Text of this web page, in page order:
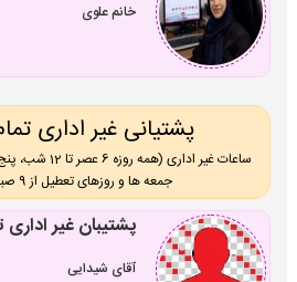
خانم علوی
پشتیانی غیر اداری
جمعه ها و روزهای تعطیل از 9 صبح تا 12 شب)
پشتیبان غیر
آقای شیدایی